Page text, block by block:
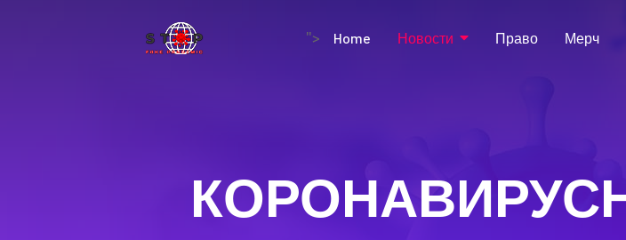
"> Home Новости Право Мерч